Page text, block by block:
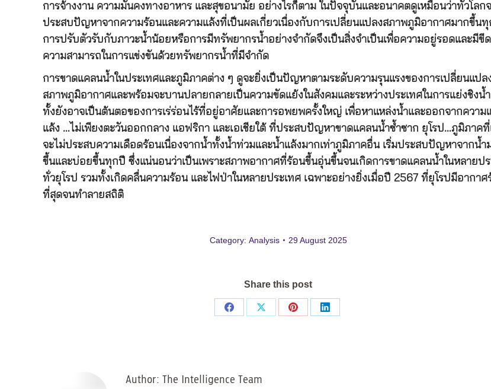
การจ้างงาน ความมั่นคงทางอาหาร และสุขอนามัย อย่างไรก็ตาม ในปัจจุบันและอนาคตดูเหมือนว่าทั่วโลก
ประสบปัญหาจากความร้อนและความแล้งที่เป็นผลเกี่ยวเนื่องกับการเปลี่ยนแปลงสภาพภูมิอากาศมากขึ้น
การปรับตัวรับกับภาวะน้ำน้อยหรือการมีทรัพยากรน้ำอย่างจำกัดจึงเป็นสิ่งจำเป็นเพื่อความอยู่รอดและมีขีด
ความสามารถในการแข่งขันด้วยทรัพยากรน้ำที่มีจำกัด
การขาดแคลนน้ำในประเทศและภูมิภาคต่าง ๆ ดูจะยิ่งเป็นปัญหาตามระดับความรุนแรงของการเปลี่ยนแปล
สภาพภูมิอากาศและพร้อมจะบานปลายกลายเป็นความขัดแย้งในสังคมและระหว่างประเทศในการแย่งชิงน้
ทั้งยังอาจเป็นต้นตอของการเร่ร่อนไร้ที่อยู่อาศัยและการอพยพครั้งใหญ่ เพื่อหาแหล่งน้ำและออกจากความ
แล้ง …ไม่เพียงตะวันออกกลาง แอฟริกา และเอเชียใต้ ที่ประสบปัญหาขาดแคลนน้ำซ้ำซาก ยุโรป…ภูมิภาค
จะไม่ประสบความเดือดร้อนเนื่องจากน้ำทั้งน้ำท่วมและน้ำแล้งมากเท่าภูมิภาคอื่น เริ่มประสบปัญหาจากน้ำ
ขึ้นและบ่อยขึ้นทุกปี ซึ่งแน่นอนว่าเป็นเพราะสภาพอากาศที่ร้อนขึ้นอุ่นขึ้นจนเกิดการขาดแคลนน้ำในหลายปร
ทั่วยุโรป รวมทั้งเกิดคลื่นความร้อน และไฟป่าในหลายประเทศ เฉพาะอย่างยิ่งเมื่อปี 2567 ที่ยุโรปมีอากาศ
ที่สุดจนทำลายสถิติ
Category: Analysis 29 August 2025
Share this post
Share
Share
Share
Share
Author: The Intelligence Team